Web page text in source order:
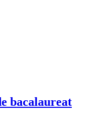
bacalaureat